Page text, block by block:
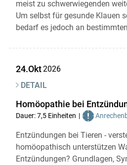
meist zu schwerwiegenden
Um selbst für gesunde Klauen
bedarf es jedoch an
24.Okt2026
DETAIL
Homöopathie bei
Dauer: 7,5 Einheiten
Entzündungen bei Tieren -
homöopathisch unterstützen
Entzündungen? Grundlagen,